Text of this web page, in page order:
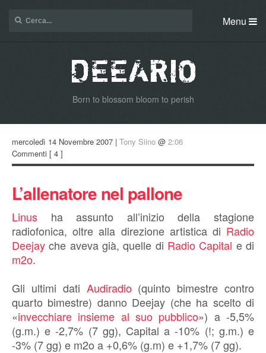
Menu
Born to blossom bloom to perish
mercoledì 14 Novembre 2007 | Tony Siino @ 2:06
Commenti [ 4 ]
L’allenatore nel pallone
Linus ha assunto all’inizio della stagione
radiofonica, oltre alla direzione artistica di Radio
Deejay che aveva già, quelle di Radio Capital e di
m2o.
Gli ultimi dati Audiradio(quinto bimestre contro
quarto bimestre) danno Deejay (che ha scelto di
«invecchiare insieme al suo pubblico») a -5,5%
(g.m.) e -2,7% (7 gg), Capital a -10% (!; g.m.) e
-3% (7 gg) e m2o a +0,6% (g.m) e +1,7% (7 gg).